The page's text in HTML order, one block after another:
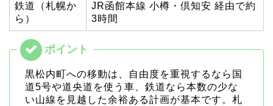
鉄道（札幌か
ら）
JR函館本線 小樽・倶知安 経由で約
3時間
黒松内町への移動は、自由度を重視するなら国
道5号や道央道を使う車、鉄道なら本数の少な
い山線を見越した余裕ある計画が基本です。札